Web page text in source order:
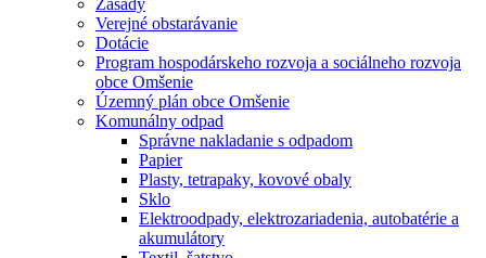
Zásady
Verejné obstarávanie
Dotácie
Program hospodárskeho rozvoja a sociálneho rozvoja
obce Omšenie
Územný plán obce Omšenie
Komunálny odpad
Správne nakladanie s odpadom
Papier
Plasty, tetrapaky, kovové obaly
Sklo
Elektroodpady, elektrozariadenia, autobatérie a
akumulátory